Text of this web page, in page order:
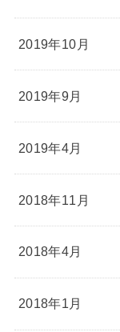
2019年10月
2019年9月
2019年4月
2018年11月
2018年4月
2018年1月